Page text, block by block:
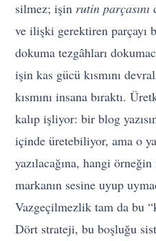
silmez; işin rutin parçasını
ve ilişki gerektiren parçayı
dokuma tezgâhları
işin kas gücü kısmını
kısmını insana bıraktı.
kalıp işliyor: bir blog
içinde üretebiliyor, ama o
yazılacağına, hangi
markanın sesine uyup
Vazgeçilmezlik tam da bu
Dört strateji, bu boşluğu